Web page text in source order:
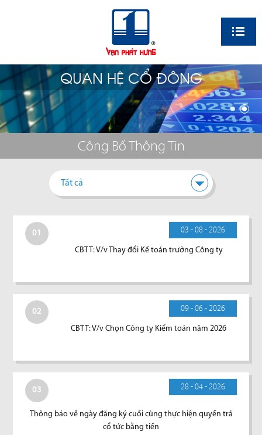
QUAN HỆ CỔ ĐÔNG
Công Bố Thông Tin
Tất cả
01 03 - 08 - 2026
CBTT: V/v Thay đổi Kế toán trưởng Công ty
02 09 - 06 - 2026
CBTT: V/v Chọn Công ty Kiểm toán năm 2026
03 28 - 04 - 2026
Thông báo về ngày đăng ký cuối cùng thực hiện quyền trả
cổ tức bằng tiền